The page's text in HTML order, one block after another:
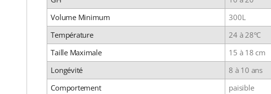
Volume Minimum
300L
Température
24 à 28°C
Taille Maximale
15 à 18 cm
Longévité
8 à 10 ans
Comportement
paisible